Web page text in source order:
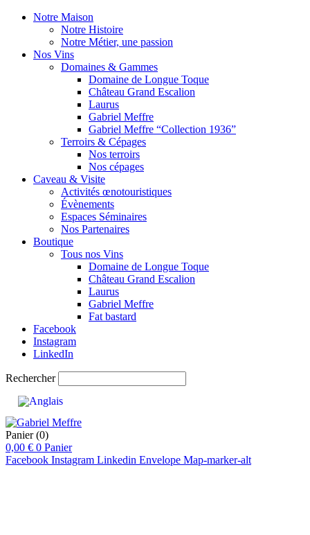
Notre Maison
Notre Histoire
Notre Métier, une passion
Nos Vins
Domaines & Gammes
Domaine de Longue Toque
Château Grand Escalion
Laurus
Gabriel Meffre
Gabriel Meffre “Collection 1936”
Terroirs & Cépages
Nos terroirs
Nos cépages
Caveau & Visite
Activités œnotouristiques
Évènements
Espaces Séminaires
Nos Partenaires
Boutique
Tous nos Vins
Domaine de Longue Toque
Château Grand Escalion
Laurus
Gabriel Meffre
Fat bastard
Facebook
Instagram
LinkedIn
Rechercher
Panier (0)
0,00 € 0 Panier
Facebook Instagram Linkedin Envelope Map-marker-alt